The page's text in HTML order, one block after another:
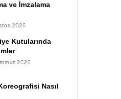
ve İmzalama
2026
Kutularında
2026
Nasıl